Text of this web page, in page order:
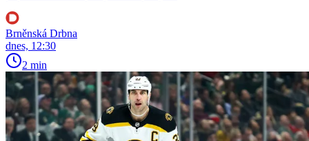
Brněnská Drbna
dnes, 12:30
2 min